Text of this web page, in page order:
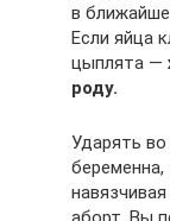
в
Если яйца
цыплята —
роду.
Ударять во